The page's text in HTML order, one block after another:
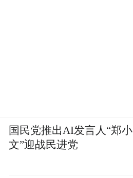
国民党推出AI发言人“郑小
文”迎战民进党